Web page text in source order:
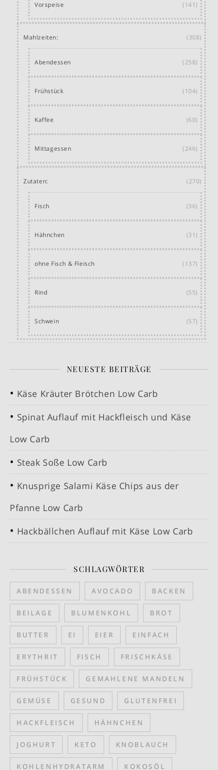
Vorspeise (141)
Mahlzeiten: (308)
Abendessen (258)
Frühstück (104)
Kaffee (60)
Mittagessen (246)
Zutaten: (270)
Fisch (36)
Hähnchen (31)
ohne Fisch & Fleisch (137)
Rind (55)
Schwein (57)
NEUESTE BEITRÄGE
Käse Kräuter Brötchen Low Carb
Spinat Auflauf mit Hackfleisch und Käse
Low Carb
Steak Soße Low Carb
Knusprige Salami Käse Chips aus der
Pfanne Low Carb
Hackbällchen Auflauf mit Käse Low Carb
SCHLAGWÖRTER
ABENDESSEN AVOCADO BACKEN
BEILAGE BLUMENKOHL BROT
BUTTER EI EIER EINFACH
ERYTHRIT FISCH FRISCHKÄSE
FRÜHSTÜCK GEMAHLENE MANDELN
GEMÜSE GESUND GLUTENFREI
HACKFLEISCH HÄHNCHEN
JOGHURT KETO KNOBLAUCH
KOHLENHYDRATARM KOKOSÖL